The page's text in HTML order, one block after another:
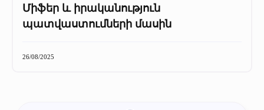
Միֆեր և իրականություն
պատվաստումների մասին
26/08/2025